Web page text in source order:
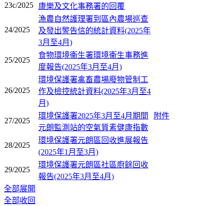
23c/2025
康樂及文化事務署的回覆
24/2025
漁農自然護理署到區內農場巡查
及發出警告信的統計資料(2025年
3月至4月)
25/2025
食物環境衞生署環境衞生事務進
度報告(2025年3月至4月)
26/2025
環境保護署禽畜農場廢物管制工
作及檢控統計資料(2025年3月至4
月)
27/2025
環境保護署2025年3月至4月期間
元朗監測站的空氣質素健康指數
附件
28/2025
環境保護署元朗區回收進展報告
(2025年1月至3月)
29/2025
環境保護署元朗區社區廚餘回收
報告(2025年3月至4月)
全部展開
全部收回